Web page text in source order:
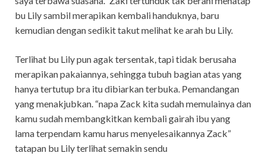
bu Lily sambil merapikan kembali handuknya, baru
kemudian dengan sedikit takut melihat ke arah bu Lily.
Terlihat bu Lily pun agak tersentak, tapi tidak berusaha
merapikan pakaiannya, sehingga tubuh bagian atas yang
hanya tertutup bra itu dibiarkan terbuka. Pemandangan
yang menakjubkan. “napa Zack kita sudah memulainya dan
kamu sudah membangkitkan kembali gairah ibu yang
lama terpendam kamu harus menyelesaikannya Zack”
tatapan bu Lily terlihat semakin sendu